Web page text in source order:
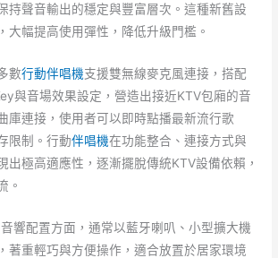
持聲音輸出的穩定與豐富層次。這種新舊設
大幅提高使用彈性，降低升級門檻。
數行動伴唱機支援雙無線麥克風連接，搭配
與音場效果設定，營造出接近KTV包廂的音
庫連接，使用者可以即時點播最新流行歌
限制。行動伴唱機在功能整合、連接方式與
出極高適應性，逐漸擺脫傳統KTV設備依賴，
。
響配置方面，通常以藍牙喇叭、小型擴大機
著重輕巧與方便操作，適合放置於居家環境